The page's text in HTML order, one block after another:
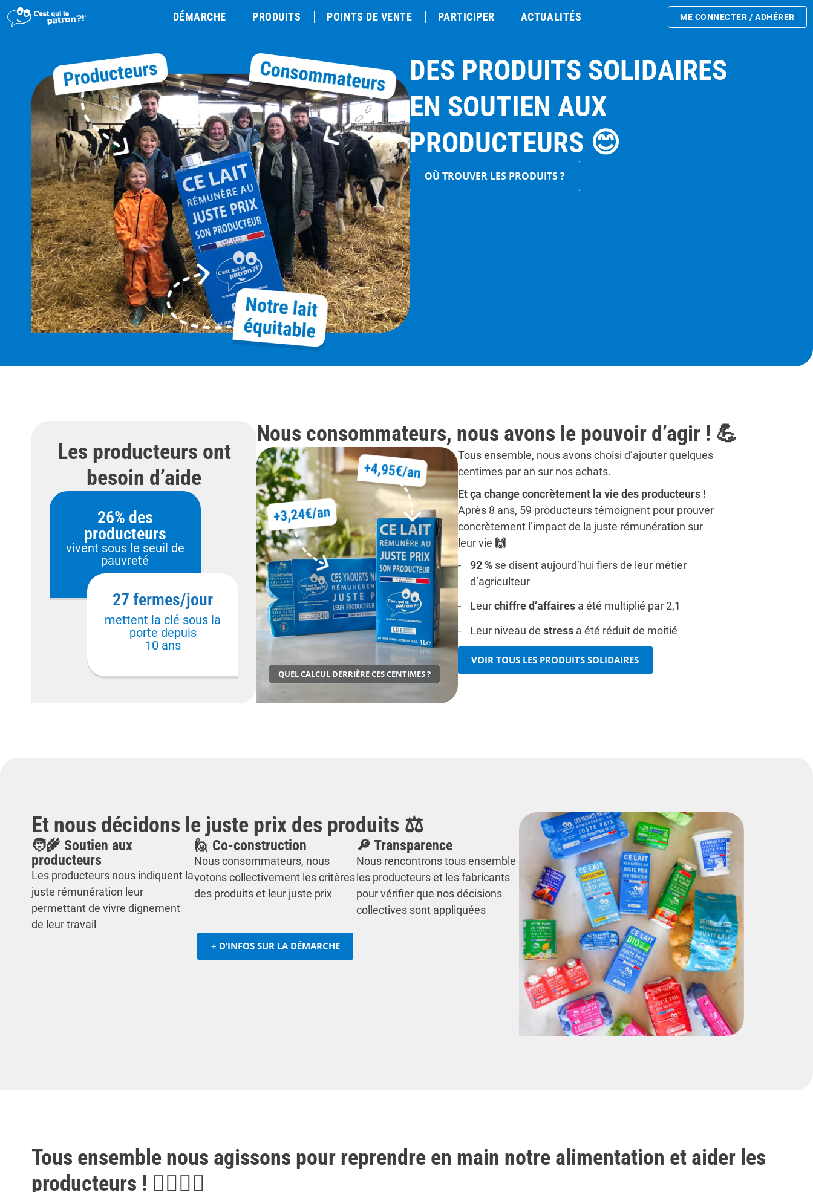
DÉMARCHE PRODUITS POINTS DE VENTE PARTICIPER ACTUALITÉS ME CONNECTER / ADHÉRER
DES PRODUITS SOLIDAIRES
EN SOUTIEN AUX
PRODUCTEURS 😊
OÙ TROUVER LES PRODUITS ?
Les producteurs ont
besoin d’aide
26% des
producteurs
vivent sous le seuil de
pauvreté
27 fermes/jour
mettent la clé sous la
porte depuis
10 ans
Nous consommateurs, nous avons le pouvoir d’agir ! 💪
QUEL CALCUL DERRIÈRE CES CENTIMES ?
Tous ensemble, nous avons choisi d’ajouter quelques
centimes par an sur nos achats.
Et ça change concrètement la vie des producteurs !
Après 8 ans, 59 producteurs témoignent pour prouver
concrètement l’impact de la juste rémunération sur
leur vie 🙌
92 %se disent aujourd’hui fiers de leur métier
d’agriculteur
Leurchiffre d’affairesa été multiplié par 2,1
Leur niveau de stressa été réduit de moitié
VOIR TOUS LES PRODUITS SOLIDAIRES
Et nous décidons le juste prix des produits ⚖️
🧑‍🌾 Soutien aux
producteurs
Les producteurs nous indiquent la
juste rémunération leur
permettant de vivre dignement
de leur travail
🙋 Co-construction
Nous consommateurs, nous
votons collectivement les critères
des produits et leur juste prix
🔎 Transparence
Nous rencontrons tous ensemble
les producteurs et les fabricants
pour vérifier que nos décisions
collectives sont appliquées
+ D’INFOS SUR LA DÉMARCHE
Tous ensemble nous agissons pour reprendre en main notre alimentation et aider les
producteurs ! 🙋‍♀️🙋‍♂️